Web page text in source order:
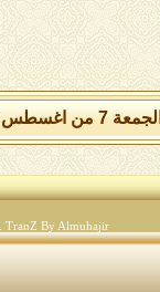
الجمعة 7 من اغسطس 2026 , الساعة الان 12:13:23 صباحاً.
TranZ By Almuhajir